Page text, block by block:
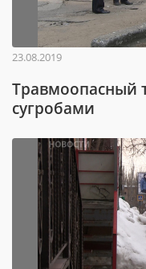
23.08.2019
Травмоопасный
сугробами